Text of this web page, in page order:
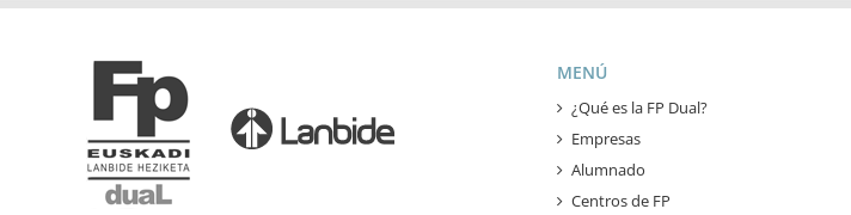
MENÚ
¿Qué es la FP Dual?
Empresas
Alumnado
Centros de FP